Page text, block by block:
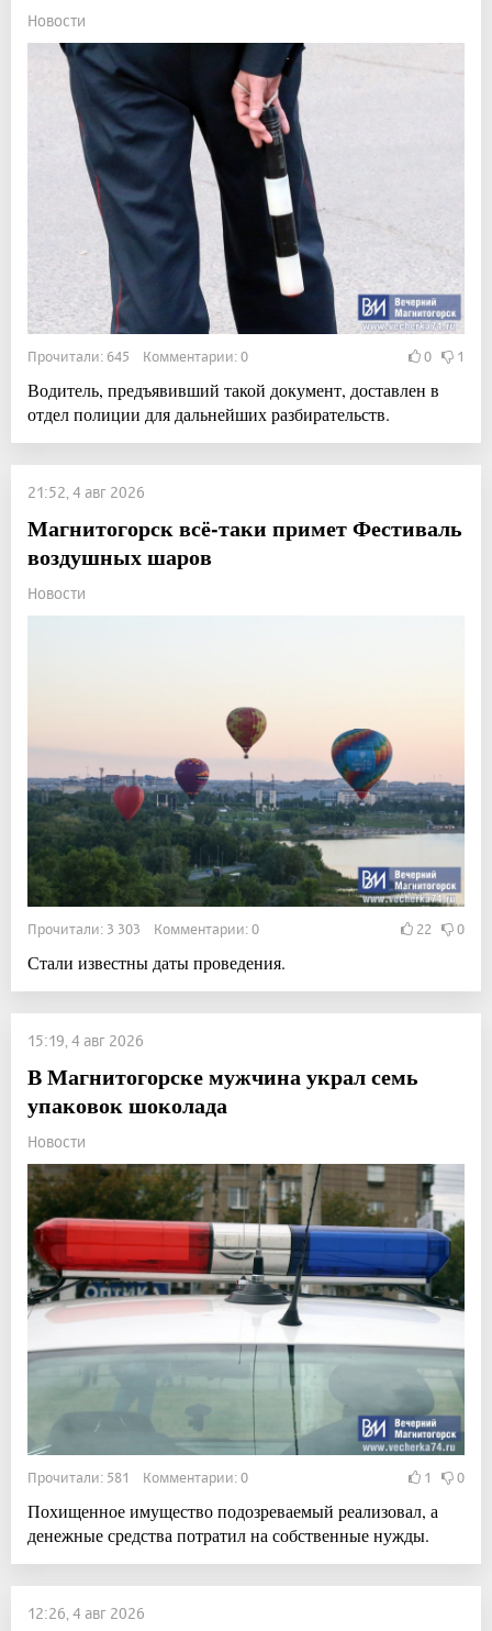
Новости
Прочитали: 645 Комментарии: 0 0 1
Водитель, предъявивший такой документ, доставлен в
отдел полиции для дальнейших разбирательств.
21:52, 4 авг 2026
Магнитогорск всё-таки примет Фестиваль
воздушных шаров
Новости
Прочитали: 3 303 Комментарии: 0 22 0
Стали известны даты проведения.
15:19, 4 авг 2026
В Магнитогорске мужчина украл семь
упаковок шоколада
Новости
Прочитали: 581 Комментарии: 0 1 0
Похищенное имущество подозреваемый реализовал, а
денежные средства потратил на собственные нужды.
12:26, 4 авг 2026